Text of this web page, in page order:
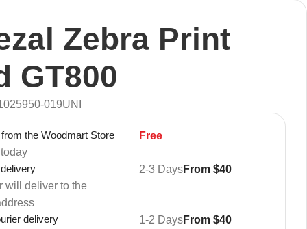
Zebra Print
GT800
019UNI
the Woodmart Store
Free
will deliver to the
2-3 DaysFrom $40
delivery
1-2 DaysFrom $40